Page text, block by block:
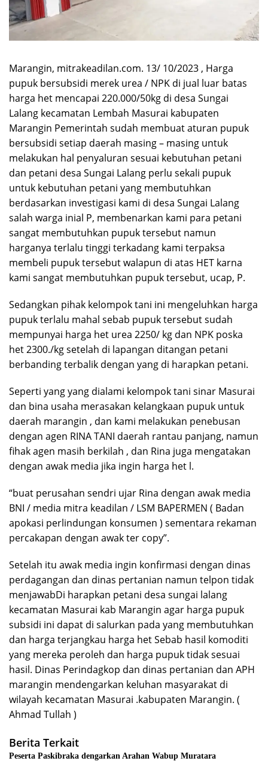
Marangin, mitrakeadilan.com. 13/ 10/2023 , Harga
pupuk bersubsidi merek urea / NPK di jual luar batas
harga het mencapai 220.000/50kg di desa Sungai
Lalang kecamatan Lembah Masurai kabupaten
Marangin Pemerintah sudah membuat aturan pupuk
bersubsidi setiap daerah masing – masing untuk
melakukan hal penyaluran sesuai kebutuhan petani
dan petani desa Sungai Lalang perlu sekali pupuk
untuk kebutuhan petani yang membutuhkan
berdasarkan investigasi kami di desa Sungai Lalang
salah warga inial P, membenarkan kami para petani
sangat membutuhkan pupuk tersebut namun
harganya terlalu tinggi terkadang kami terpaksa
membeli pupuk tersebut walapun di atas HET karna
kami sangat membutuhkan pupuk tersebut, ucap, P.
Sedangkan pihak kelompok tani ini mengeluhkan harga
pupuk terlalu mahal sebab pupuk tersebut sudah
mempunyai harga het urea 2250/ kg dan NPK poska
het 2300./kg setelah di lapangan ditangan petani
berbanding terbalik dengan yang di harapkan petani.
Seperti yang yang dialami kelompok tani sinar Masurai
dan bina usaha merasakan kelangkaan pupuk untuk
daerah marangin , dan kami melakukan penebusan
dengan agen RINA TANI daerah rantau panjang, namun
fihak agen masih berkilah , dan Rina juga mengatakan
dengan awak media jika ingin harga het l.
“buat perusahan sendri ujar Rina dengan awak media
BNI / media mitra keadilan / LSM BAPERMEN ( Badan
apokasi perlindungan konsumen ) sementara rekaman
percakapan dengan awak ter copy”.
Setelah itu awak media ingin konfirmasi dengan dinas
perdagangan dan dinas pertanian namun telpon tidak
menjawabDi harapkan petani desa sungai lalang
kecamatan Masurai kab Marangin agar harga pupuk
subsidi ini dapat di salurkan pada yang membutuhkan
dan harga terjangkau harga het Sebab hasil komoditi
yang mereka peroleh dan harga pupuk tidak sesuai
hasil. Dinas Perindagkop dan dinas pertanian dan APH
marangin mendengarkan keluhan masyarakat di
wilayah kecamatan Masurai .kabupaten Marangin. (
Ahmad Tullah )
Berita Terkait
Peserta Paskibraka dengarkan Arahan Wabup Muratara